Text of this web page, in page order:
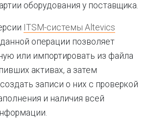
оборудования у поставщика.
ITSM-системы Altevics
операции позволяет
или импортировать из файла
активах, а затем
записи о них с проверкой
и наличия всей